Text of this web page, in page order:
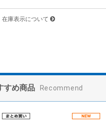
在庫表示について
すめ商品 Recommend